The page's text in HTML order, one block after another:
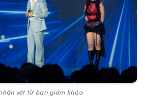
xét từ ban giám khảo